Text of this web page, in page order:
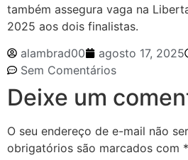
também assegura vaga na
2025 aos dois finalistas.
alambrad00
agosto 17, 2025
Sem Comentários
Deixe um
O seu endereço de e-mail não
obrigatórios são marcados com *